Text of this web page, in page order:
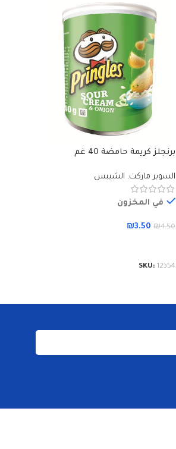
برنجلز كريمة حامضة 40 غم
السوبر ماركت, الشيبس
في المخزون
₪4.50
₪3.50
SKU: 12354